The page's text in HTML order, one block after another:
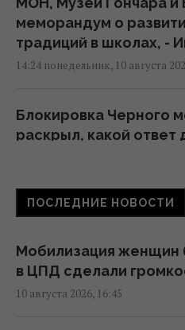
меморандум о
традиций в школах, -
14:24 понедельник, 10 августа
Блокировка Черного
раскрыл, какой ответ
механизированные
ISW рассказали,
13:34 понедельник, 10 августа 2026
ПОСЛЕДНИЕ НОВОСТИ
Мобилизация женщин
в ЦПД сделали
10 августа 2026, 16:45